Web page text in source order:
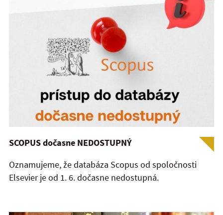
SCOPUS dočasne NEDOSTUPNÝ
Oznamujeme, že databáza Scopus od spoločnosti
Elsevier je od 1. 6. dočasne nedostupná.